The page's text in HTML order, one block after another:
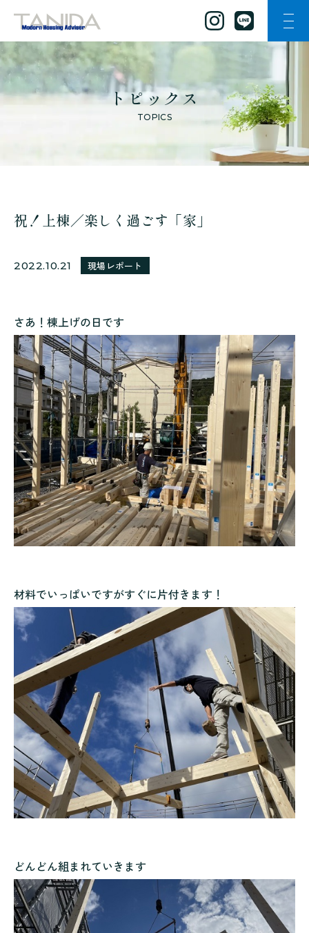
谷田工務店のトップページへ移動
ナビ
トピックス
TOPICS
祝！上棟／楽しく過ごす「家」
2022.10.21 現場レポート
さあ！棟上げの日です
材料でいっぱいですがすぐに片付きます！
どんどん組まれていきます